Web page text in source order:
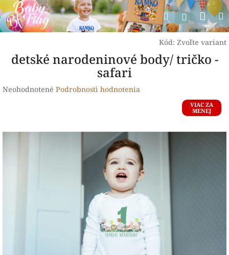
Prejsť
na
obsah
Hľadať
Kód: Zvoľte variant
detské narodeninové body/ tričko -
safari
Priemerné
0,0
Neohodnotené Podrobnosti hodnotenia
VIAC ZA
MENEJ